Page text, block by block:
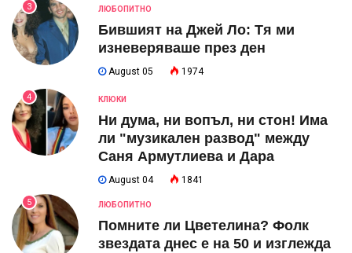
3 ЛЮБОПИТНО
Бившият на Джей Ло: Тя ми
изневеряваше през ден
August 05 1974
4 КЛЮКИ
Ни дума, ни вопъл, ни стон! Има
ли "музикален развод" между
Саня Армутлиева и Дара
August 04 1841
5 ЛЮБОПИТНО
Помните ли Цветелина? Фолк
звездата днес е на 50 и изглежда